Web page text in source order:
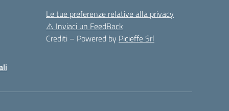
Le tue preferenze relative alla privacy
⚠️ Inviaci un FeedBack
Crediti – Powered by Picieffe Srl